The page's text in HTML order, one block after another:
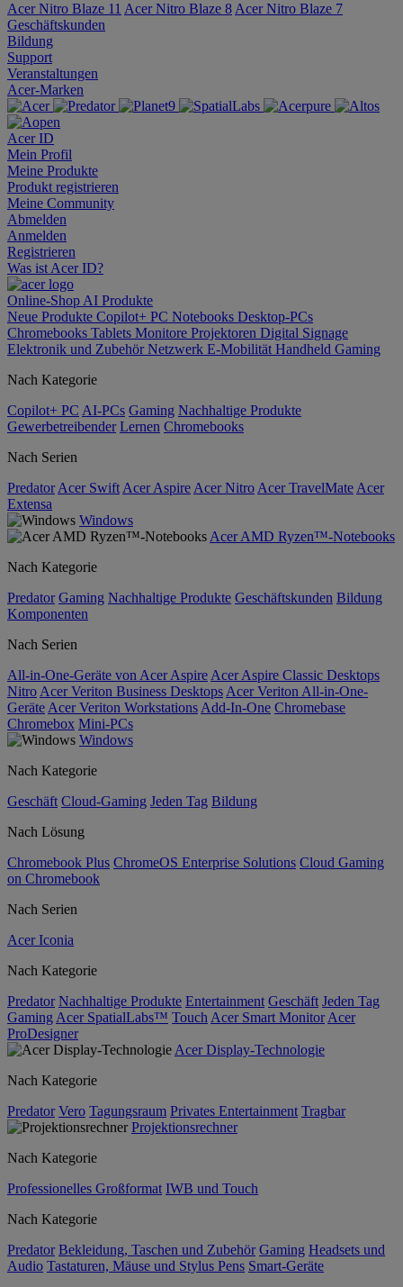
Acer Nitro Blaze 11 Acer Nitro Blaze 8 Acer Nitro Blaze 7
Geschäftskunden
Bildung
Support
Veranstaltungen
Acer-Marken
Acer ID
Mein Profil
Meine Produkte
Produkt registrieren
Meine Community
Abmelden
Anmelden
Registrieren
Was ist Acer ID?
Online-Shop AI Produkte
Neue Produkte Copilot+ PC Notebooks Desktop-PCs
Chromebooks Tablets Monitore Projektoren Digital Signage
Elektronik und ZubehörNetzwerk E-Mobilität Handheld Gaming
Nach Kategorie
Copilot+ PC AI-PCs Gaming Nachhaltige Produkte
Gewerbetreibender Lernen Chromebooks
Nach Serien
Predator Acer Swift Acer Aspire Acer Nitro Acer TravelMate Acer
Extensa
Windows
Acer AMD Ryzen™-Notebooks
Nach Kategorie
Predator Gaming Nachhaltige Produkte Geschäftskunden Bildung
Komponenten
Nach Serien
All-in-One-Geräte von Acer Aspire Acer Aspire Classic Desktops
Nitro Acer Veriton Business Desktops Acer Veriton All-in-One-
Geräte Acer Veriton Workstations Add-In-One Chromebase
Chromebox Mini-PCs
Windows
Nach Kategorie
Geschäft Cloud-Gaming Jeden Tag Bildung
Nach Lösung
Chromebook Plus ChromeOS Enterprise Solutions Cloud Gaming
on Chromebook
Nach Serien
Acer Iconia
Nach Kategorie
Predator Nachhaltige Produkte Entertainment Geschäft Jeden Tag
Gaming Acer SpatialLabs™ Touch Acer Smart Monitor Acer
ProDesigner
Acer Display-Technologie
Nach Kategorie
Predator Vero Tagungsraum Privates Entertainment Tragbar
Projektionsrechner
Nach Kategorie
Professionelles Großformat IWB und Touch
Nach Kategorie
Predator Bekleidung, Taschen und Zubehör Gaming Headsets und
Audio Tastaturen, Mäuse und Stylus Pens Smart-Geräte